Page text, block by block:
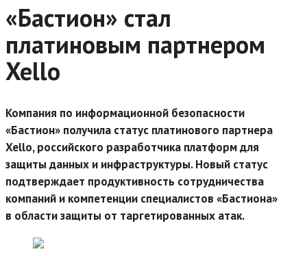
«Бастион» стал
платиновым партнером
Xello
Компания по информационной безопасности
«Бастион» получила статус платинового партнера
Xello, российского разработчика платформ для
защиты данных и инфраструктуры. Новый статус
подтверждает продуктивность сотрудничества
компаний и компетенции специалистов «Бастиона»
в области защиты от таргетированных атак.